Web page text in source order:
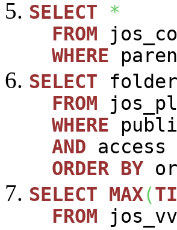
SELECT
*
FROM
WHERE
SELECT
FROM
WHERE
AND access
ORDER BY
SELECT MAX(
FROM